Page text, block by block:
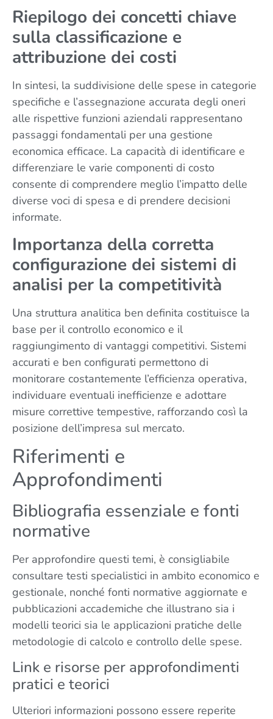
Riepilogo dei concetti chiave
sulla classificazione e
attribuzione dei costi
In sintesi, la suddivisione delle spese in categorie
specifiche e l’assegnazione accurata degli oneri
alle rispettive funzioni aziendali rappresentano
passaggi fondamentali per una gestione
economica efficace. La capacità di identificare e
differenziare le varie componenti di costo
consente di comprendere meglio l’impatto delle
diverse voci di spesa e di prendere decisioni
informate.
Importanza della corretta
configurazione dei sistemi di
analisi per la competitività
Una struttura analitica ben definita costituisce la
base per il controllo economico e il
raggiungimento di vantaggi competitivi. Sistemi
accurati e ben configurati permettono di
monitorare costantemente l’efficienza operativa,
individuare eventuali inefficienze e adottare
misure correttive tempestive, rafforzando così la
posizione dell’impresa sul mercato.
Riferimenti e
Approfondimenti
Bibliografia essenziale e fonti
normative
Per approfondire questi temi, è consigliabile
consultare testi specialistici in ambito economico e
gestionale, nonché fonti normative aggiornate e
pubblicazioni accademiche che illustrano sia i
modelli teorici sia le applicazioni pratiche delle
metodologie di calcolo e controllo delle spese.
Link e risorse per approfondimenti
pratici e teorici
Ulteriori informazioni possono essere reperite